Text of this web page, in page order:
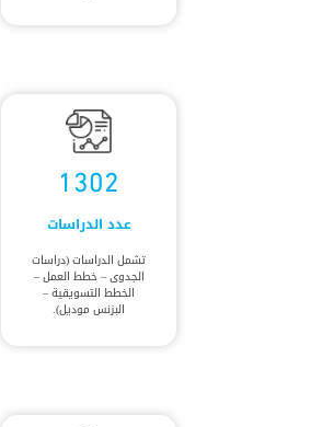
1302
عدد الدراسات
تشمل الدراسات (دراسات
الجدوى – خطط العمل –
الخطط التسويقية –
البزنس موديل).